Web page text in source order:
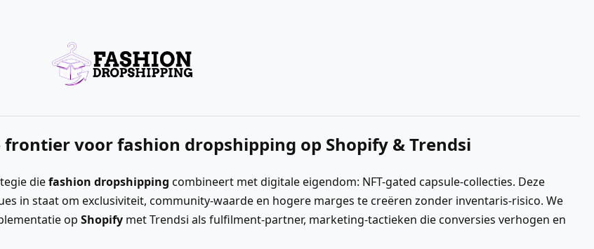
frontier voor fashion dropshipping op Shopify & Trendsi
diefashion dropshipping combineert met digitale eigendom: NFT-gated capsule-collecties. Deze
in staat om exclusiviteit, community-waarde en hogere marges te creëren zonder inventaris-risico. We
op Shopify met Trendsi als fulfilment-partner, marketing-tactieken die conversies verhogen en